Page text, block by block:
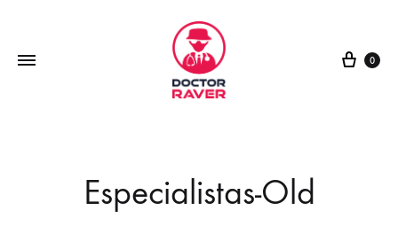
0
Especialistas-Old